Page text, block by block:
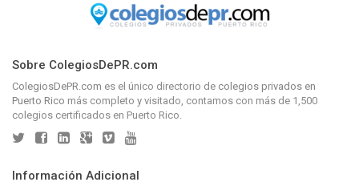
Sobre ColegiosDePR.com
ColegiosDePR.com es el único directorio de colegios privados en
Puerto Rico más completo y visitado, contamos con más de 1,500
colegios certificados en Puerto Rico.
Información Adicional